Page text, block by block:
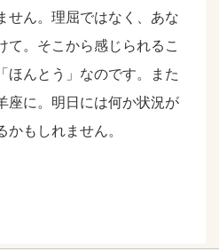
せん。理屈ではなく、あな
て。そこから感じられるこ
ほんとう」なのです。また
座に。明日には何か状況が
もしれません。